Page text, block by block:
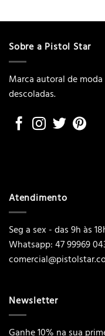
Sobre a Pistol Star
Marca autoral de
descoladas.
Atendimento
Seg a sex - das 9h às
Whatsapp: 47 99969
Newsletter
Ganhe 10% na sua